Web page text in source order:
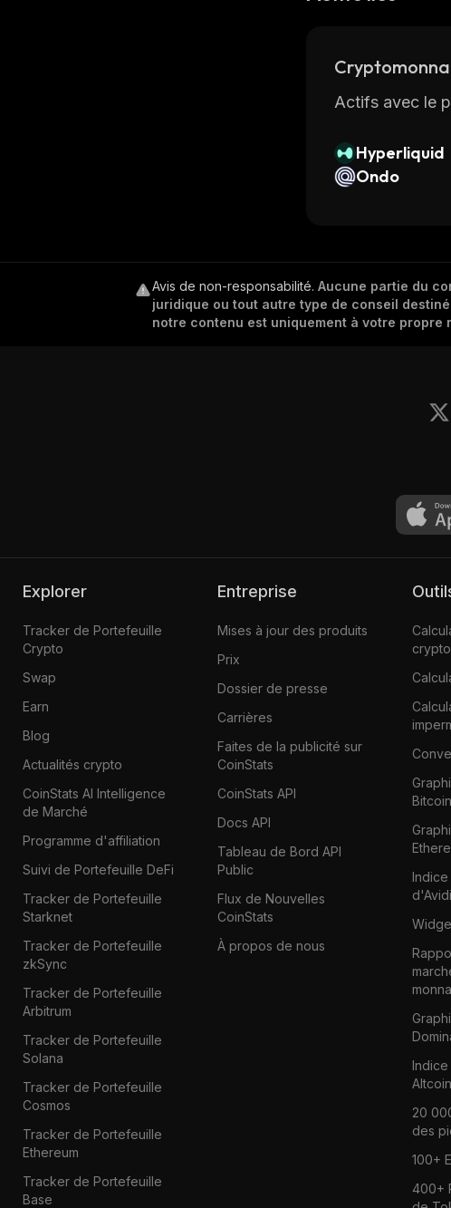
Actifs avec le
Hyperliquid
Ondo
Avis de non-responsabilité. Aucune partie du
juridique ou tout autre type de conseil
notre contenu est uniquement à votre propre
Explorer
Tracker de Portefeuille
Crypto
Swap
Earn
Blog
Actualités crypto
CoinStats AI Intelligence
de Marché
Programme d'affiliation
Suivi de Portefeuille DeFi
Tracker de Portefeuille
Starknet
Tracker de Portefeuille
zkSync
Tracker de Portefeuille
Arbitrum
Tracker de Portefeuille
Solana
Tracker de Portefeuille
Cosmos
Tracker de Portefeuille
Ethereum
Tracker de Portefeuille
Base
Entreprise
Mises à jour des produits
Prix
Dossier de presse
Carrières
Faites de la publicité sur
CoinStats
CoinStats API
Docs API
Tableau de Bord API
Public
Flux de Nouvelles
CoinStats
À propos de nous
crypto
Bitcoin
20
des
100+
400+